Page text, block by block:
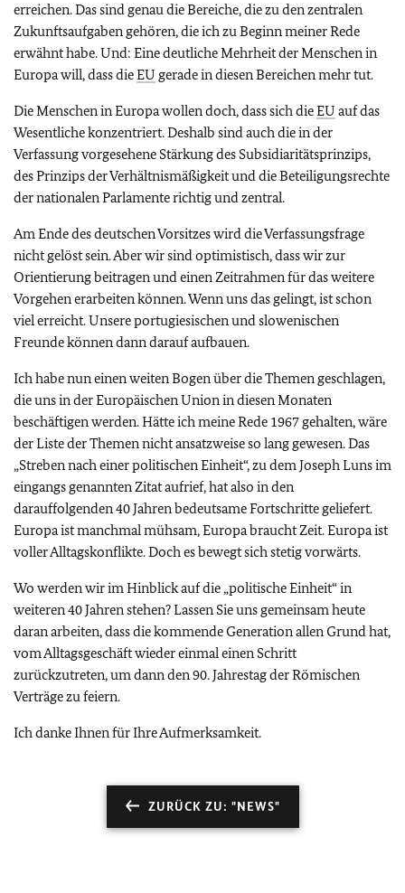
erreichen. Das sind genau die Bereiche, die zu den zentralen
Zukunftsaufgaben gehören, die ich zu Beginn meiner Rede
erwähnt habe. Und: Eine deutliche Mehrheit der Menschen in
Europa will, dass dieEU gerade in diesen Bereichen mehr tut.
Die Menschen in Europa wollen doch, dass sich dieEU auf das
Wesentliche konzentriert. Deshalb sind auch die in der
Verfassung vorgesehene Stärkung des Subsidiaritätsprinzips,
des Prinzips der Verhältnismäßigkeit und die Beteiligungsrechte
der nationalen Parlamente richtig und zentral.
Am Ende des deutschen Vorsitzes wird die Verfassungsfrage
nicht gelöst sein. Aber wir sind optimistisch, dass wir zur
Orientierung beitragen und einen Zeitrahmen für das weitere
Vorgehen erarbeiten können. Wenn uns das gelingt, ist schon
viel erreicht. Unsere portugiesischen und slowenischen
Freunde können dann darauf aufbauen.
Ich habe nun einen weiten Bogen über die Themen geschlagen,
die uns in der Europäischen Union in diesen Monaten
beschäftigen werden. Hätte ich meine Rede 1967 gehalten, wäre
der Liste der Themen nicht ansatzweise so lang gewesen. Das
„Streben nach einer politischen Einheit“, zu dem Joseph Luns im
eingangs genannten Zitat aufrief, hat also in den
darauffolgenden 40 Jahren bedeutsame Fortschritte geliefert.
Europa ist manchmal mühsam, Europa braucht Zeit. Europa ist
voller Alltagskonflikte. Doch es bewegt sich stetig vorwärts.
Wo werden wir im Hinblick auf die „politische Einheit“ in
weiteren 40 Jahren stehen? Lassen Sie uns gemeinsam heute
daran arbeiten, dass die kommende Generation allen Grund hat,
vom Alltagsgeschäft wieder einmal einen Schritt
zurückzutreten, um dann den 90. Jahrestag der Römischen
Verträge zu feiern.
Ich danke Ihnen für Ihre Aufmerksamkeit.
ZURÜCK ZU: "NEWS"